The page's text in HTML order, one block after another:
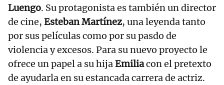
Luengo. Su protagonista es también un director
de cine, Esteban Martínez, una leyenda tanto
por sus películas como por su pasdo de
violencia y excesos. Para su nuevo proyecto le
ofrece un papel a su hijaEmiliacon el pretexto
de ayudarla en su estancada carrera de actriz.